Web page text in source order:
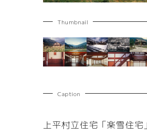
Thumbnail
Caption
上平村立住宅「楽雪住宅」